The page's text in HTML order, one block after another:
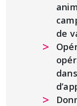
de